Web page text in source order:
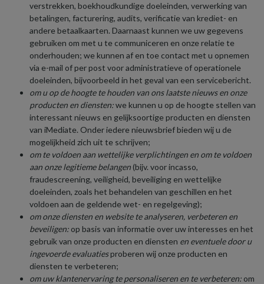
verstrekken, boekhoudkundige doeleinden, verwerking van
betalingen, facturering, audits, verificatie van krediet- en
andere betaalkaarten. Daarnaast kunnen we uw gegevens
gebruiken om met u te communiceren en onze relatie te
onderhouden; we kunnen af en toe contact met u opnemen
via e-mail of per post voor administratieve of operationele
doeleinden, bijvoorbeeld in het geval van een servicebericht.
om u op de hoogte te houden van ons laatste nieuws en onze
producten en diensten:we kunnen u op de hoogte stellen van
interessant nieuws en gelijksoortige producten en diensten
van iMediate. Onder iedere nieuwsbrief bieden wij u de
mogelijkheid zich uit te schrijven;
om te voldoen aan wettelijke verplichtingen en om te voldoen
aan onze legitieme belangen (bijv. voor incasso,
fraudescreening, veiligheid, beveiliging en wettelijke
doeleinden, zoals het behandelen van geschillen en het
voldoen aan de geldende wet- en regelgeving);
om onze diensten en website te analyseren, verbeteren en
beveiligen: op basis van informatie over uw interesses en het
gebruik van onze producten en diensten en eventuele door u
ingevoerde evaluatiesproberen wij onze producten en
diensten te verbeteren;
om uw klantenervaring te personaliseren en te verbeteren: om